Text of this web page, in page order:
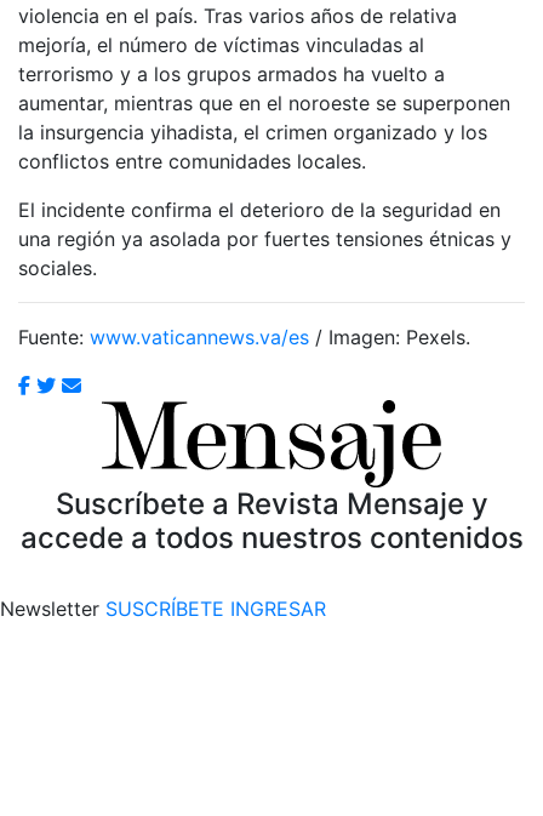
violencia en el país. Tras varios años de relativa
mejoría, el número de víctimas vinculadas al
terrorismo y a los grupos armados ha vuelto a
aumentar, mientras que en el noroeste se superponen
la insurgencia yihadista, el crimen organizado y los
conflictos entre comunidades locales.
El incidente confirma el deterioro de la seguridad en
una región ya asolada por fuertes tensiones étnicas y
sociales.
Fuente: www.vaticannews.va/es / Imagen: Pexels.
Suscríbete a Revista Mensaje y
accede a todos nuestros contenidos
Newsletter SUSCRÍBETE INGRESAR